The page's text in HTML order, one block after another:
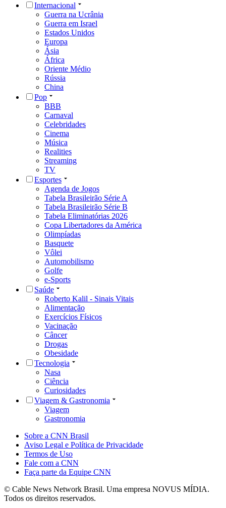
Internacional
Guerra na Ucrânia
Guerra em Israel
Estados Unidos
Europa
Ásia
África
Oriente Médio
Rússia
China
Pop
BBB
Carnaval
Celebridades
Cinema
Música
Realities
Streaming
TV
Esportes
Agenda de Jogos
Tabela Brasileirão Série A
Tabela Brasileirão Série B
Tabela Eliminatórias 2026
Copa Libertadores da América
Olimpíadas
Basquete
Vôlei
Automobilismo
Golfe
e-Sports
Saúde
Roberto Kalil - Sinais Vitais
Alimentação
Exercícios Físicos
Vacinação
Câncer
Drogas
Obesidade
Tecnologia
Nasa
Ciência
Curiosidades
Viagem & Gastronomia
Viagem
Gastronomia
Sobre a CNN Brasil
Aviso Legal e Política de Privacidade
Termos de Uso
Fale com a CNN
Faça parte da Equipe CNN
© Cable News Network Brasil. Uma empresa NOVUS MÍDIA.
Todos os direitos reservados.